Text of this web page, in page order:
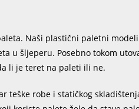
Naši plastični paletni
u šljeperu. Posebno tokom
li je teret na paleti ili ne.
teške robe i statičkog